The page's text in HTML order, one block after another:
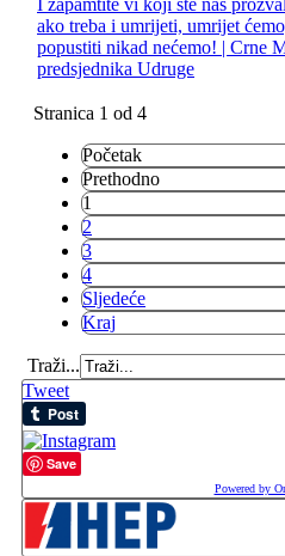
I zapamtite vi koji ste nas
ako treba i umrijeti, umrijet
popustiti nikad nećemo! | Crne
predsjednika Udruge
Stranica 1 od 4
Početak
Prethodno
1
2
3
4
Sljedeće
Kraj
Traži...
Tweet
Save
Powered by